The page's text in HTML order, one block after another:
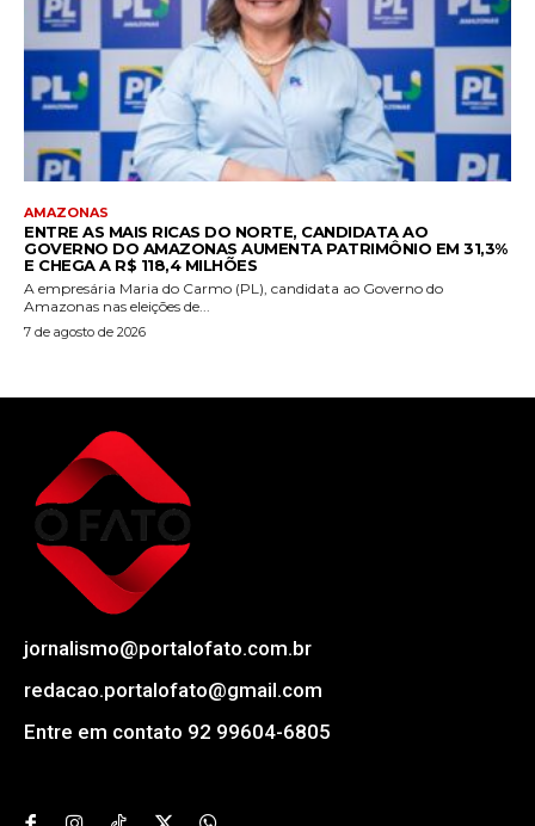
AMAZONAS
ENTRE AS MAIS RICAS DO NORTE, CANDIDATA AO
GOVERNO DO AMAZONAS AUMENTA PATRIMÔNIO EM 31,3%
E CHEGA A R$ 118,4 MILHÕES
A empresária Maria do Carmo (PL), candidata ao Governo do
Amazonas nas eleições de...
7 de agosto de 2026
jornalismo@portalofato.com.br
redacao.portalofato@gmail.com
Entre em contato 92 99604-6805